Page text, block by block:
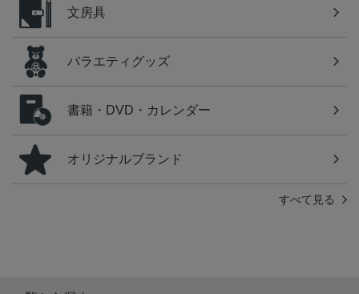
文房具
バラエティグッズ
書籍・DVD・カレンダー
オリジナルブランド
すべて見る